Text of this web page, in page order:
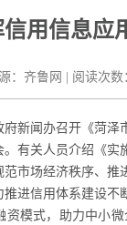
用信息应
： 齐鲁网 阅读次数
府新闻办召开《菏
有关人员介绍《实
市场经济秩序、推
进信用体系建设不
资模式，助力中小